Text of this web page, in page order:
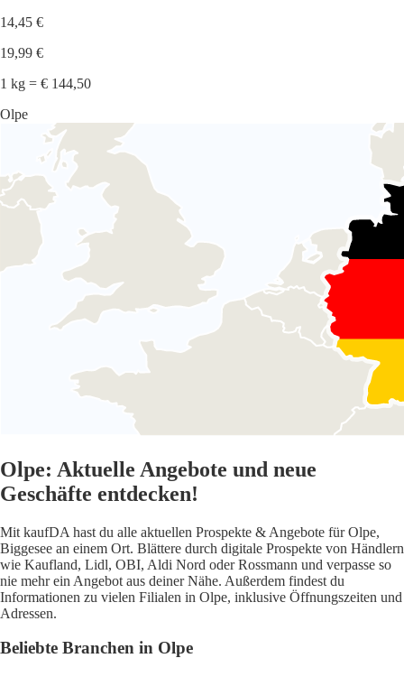
14,45 €
19,99 €
1 kg = € 144,50
Olpe
Olpe: Aktuelle Angebote und neue
Geschäfte entdecken!
Mit kaufDA hast du alle aktuellen Prospekte & Angebote für Olpe,
Biggesee an einem Ort. Blättere durch digitale Prospekte von Händlern
wie Kaufland, Lidl, OBI, Aldi Nord oder Rossmann und verpasse so
nie mehr ein Angebot aus deiner Nähe. Außerdem findest du
Informationen zu vielen Filialen in Olpe, inklusive Öffnungszeiten und
Adressen.
Beliebte Branchen in Olpe